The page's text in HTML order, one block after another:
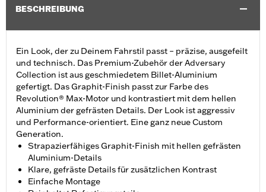
BESCHREIBUNG
Ein Look, der zu Deinem Fahrstil passt – präzise, ausgefeilt
und technisch. Das Premium-Zubehör der Adversary
Collection ist aus geschmiedetem Billet-Aluminium
gefertigt. Das Graphit-Finish passt zur Farbe des
Revolution® Max-Motor und kontrastiert mit dem hellen
Aluminium der gefrästen Details. Der Look ist aggressiv
und Performance-orientiert. Eine ganz neue Custom
Generation.
Strapazierfähiges Graphit-Finish mit hellen gefrästen
Aluminium-Details
Klare, gefräste Details für zusätzlichen Kontrast
Einfache Montage